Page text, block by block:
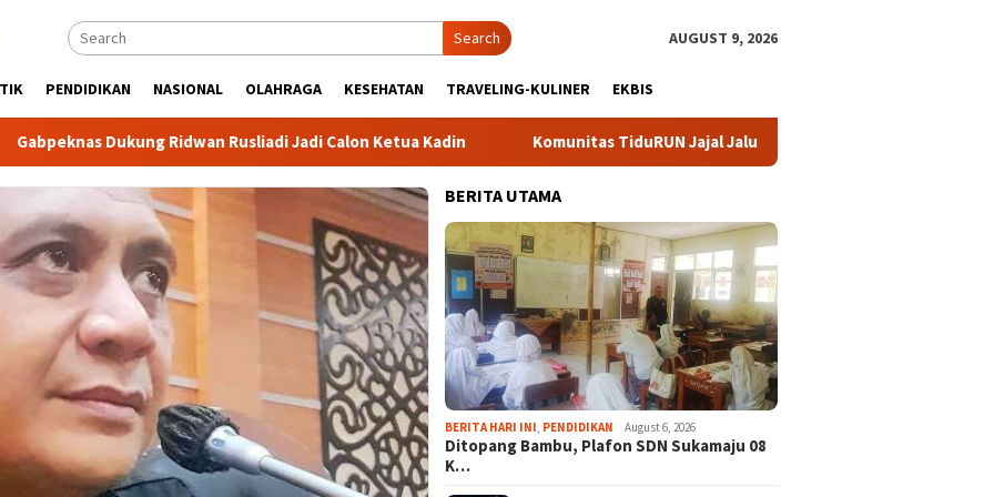
Search AUGUST 9, 2026
PENDIDIKAN NASIONAL OLAHRAGA KESEHATAN TRAVELING-KULINER EKBIS
Dukung Ridwan Rusliadi Jadi Calon Ketua Kadin Komunitas TiduRUN Jajal Jalur Baru Trekking dan Trail Run
BERITA UTAMA
BERITA HARI INI PENDIDIKAN August 6, 2026
Ditopang Bambu, Plafon SDN Sukamaju 08
K…